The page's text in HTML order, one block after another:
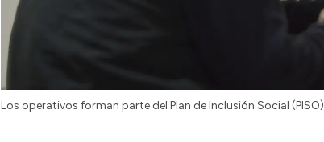
Los operativos forman parte del Plan de Inclusión Social (PISO)